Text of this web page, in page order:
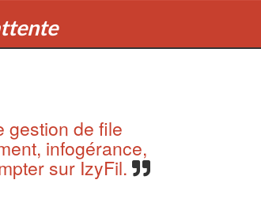
gestion de file
infogérance,
sur IzyFil.